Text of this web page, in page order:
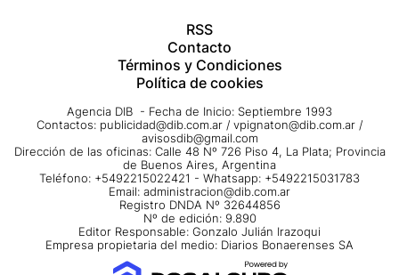
RSS
Contacto
Términos y Condiciones
Política de cookies
Agencia DIB - Fecha de Inicio: Septiembre 1993
Contactos: publicidad@dib.com.ar / vpignaton@dib.com.ar /
avisosdib@gmail.com
Dirección de las oficinas: Calle 48 Nº 726 Piso 4, La Plata; Provincia
de Buenos Aires, Argentina
Teléfono: +5492215022421 - Whatsapp: +5492215031783
Email: administracion@dib.com.ar
Registro DNDA Nº 32644856
Nº de edición: 9.890
Editor Responsable: Gonzalo Julián Irazoqui
Empresa propietaria del medio: Diarios Bonaerenses SA